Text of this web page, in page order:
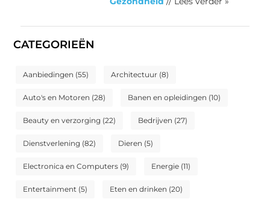
CATEGORIEËN
Aanbiedingen (55) Architectuur (8)
Auto's en Motoren (28) Banen en opleidingen (10)
Beauty en verzorging (22) Bedrijven (27)
Dienstverlening (82) Dieren (5)
Electronica en Computers (9) Energie (11)
Entertainment (5) Eten en drinken (20)